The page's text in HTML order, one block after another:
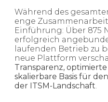
Während des
enge
Einführung: Über 875
erfolgreich
laufenden Betrieb zu
neue Plattform
Transparenz,
skalierbare Basis für
der ITSM-Landschaft.